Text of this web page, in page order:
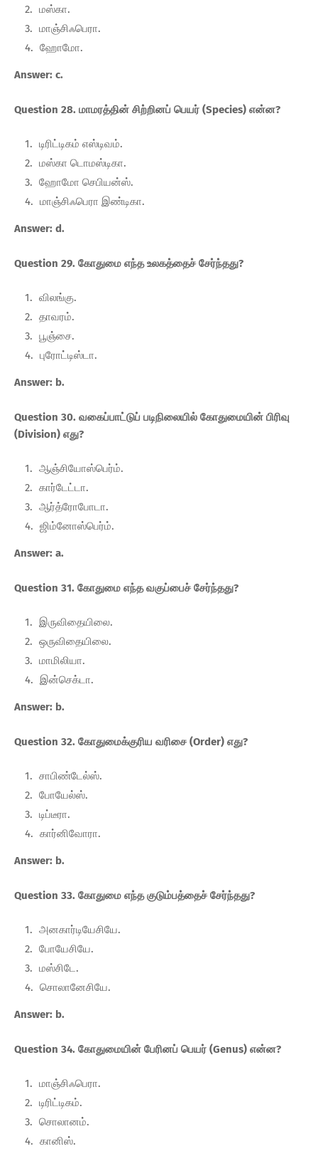
மஸ்கா.
மாஞ்சிஃபெரா.
ஹோமோ.
Answer: c.
Question 28. மாமரத்தின் சிற்றினப் பெயர் (Species) என்ன?
டிரிட்டிகம் எஸ்டிவம்.
மஸ்கா டொமஸ்டிகா.
ஹோமோ செபியன்ஸ்.
மாஞ்சிஃபெரா இண்டிகா.
Answer: d.
Question 29. கோதுமை எந்த உலகத்தைச் சேர்ந்தது?
விலங்கு.
தாவரம்.
பூஞ்சை.
புரோட்டிஸ்டா.
Answer: b.
Question 30. வகைப்பாட்டுப் படிநிலையில் கோதுமையின் பிரிவு
(Division) எது?
ஆஞ்சியோஸ்பெர்ம்.
கார்டேட்டா.
ஆர்த்ரோபோடா.
ஜிம்னோஸ்பெர்ம்.
Answer: a.
Question 31. கோதுமை எந்த வகுப்பைச் சேர்ந்தது?
இருவிதையிலை.
ஒருவிதையிலை.
மாமிலியா.
இன்செக்டா.
Answer: b.
Question 32. கோதுமைக்குரிய வரிசை (Order) எது?
சாபிண்டேல்ஸ்.
போயேல்ஸ்.
டிப்டீரா.
கார்னிவோரா.
Answer: b.
Question 33. கோதுமை எந்த குடும்பத்தைச் சேர்ந்தது?
அனகார்டியேசியே.
போயேசியே.
மஸ்சிடே.
சொலானேசியே.
Answer: b.
Question 34. கோதுமையின் பேரினப் பெயர் (Genus) என்ன?
மாஞ்சிஃபெரா.
டிரிட்டிகம்.
சொலானம்.
கானிஸ்.